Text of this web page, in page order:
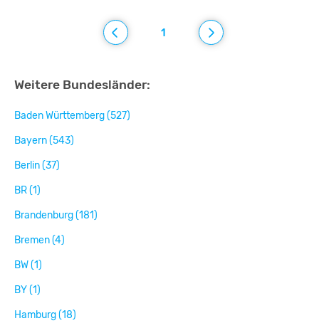
1
Weitere Bundesländer:
Baden Württemberg (527)
Bayern (543)
Berlin (37)
BR (1)
Brandenburg (181)
Bremen (4)
BW (1)
BY (1)
Hamburg (18)